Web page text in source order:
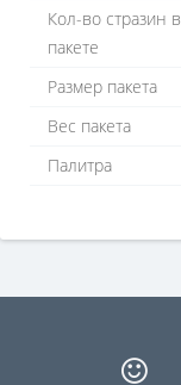
Кол-во стразин в
пакете
Размер пакета
Вес пакета
Палитра